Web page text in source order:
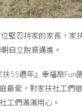
堅忍持家的家長，家
自立脫貧邁進。
55週年』幸福扇Fun
最愛，對家扶社工們
工們滿滿用心。